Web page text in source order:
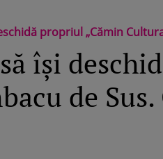
propriul „Cămin
își
de